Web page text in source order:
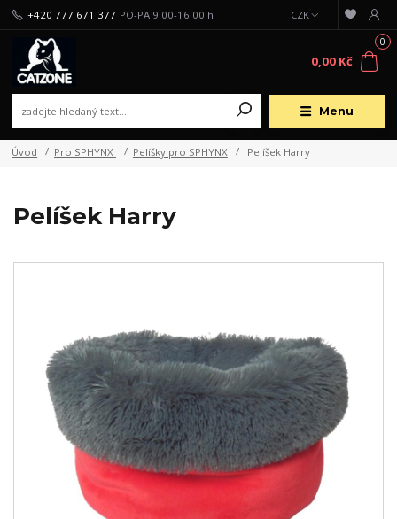
Menu
CZK
+420 777 671 377 PO-PA 9:00-16:00 h
0
0,00 Kč
Úvod Pro SPHYNX Pelíšky pro SPHYNX Pelíšek Harry
Pelíšek Harry